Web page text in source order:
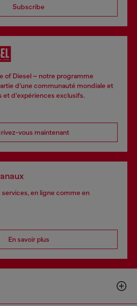
Subscribe
of Diesel – notre programme
d’une communauté mondiale et
et d’expériences exclusifs.
vous maintenant
en ligne comme en
En savoir plus